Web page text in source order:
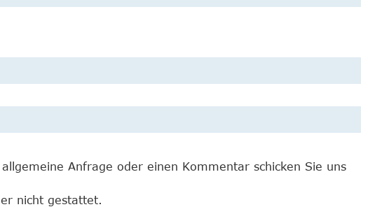
Anfrage oder einen Kommentar schicken Sie uns
nicht gestattet.